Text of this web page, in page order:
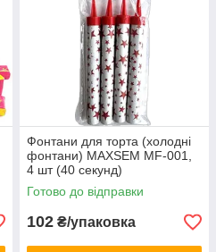
Фонтани для торта (холодні
фонтани) MAXSEM MF-001,
4 шт (40 секунд)
Готово до відправки
102 ₴/упаковка